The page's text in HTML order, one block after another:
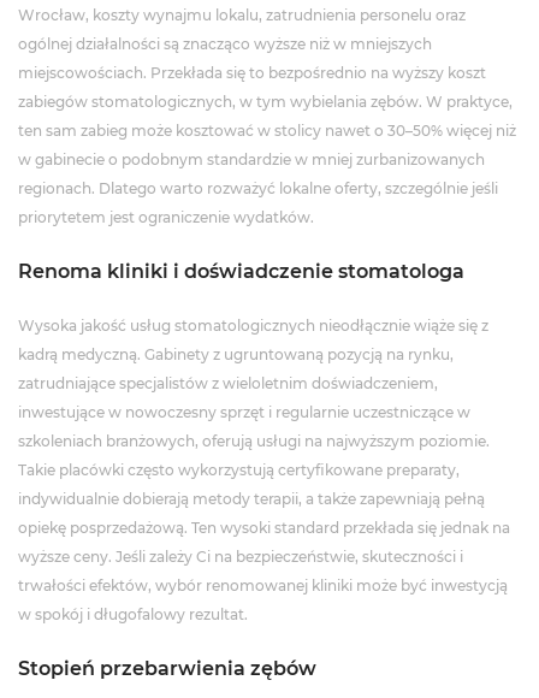
Wrocław, koszty wynajmu lokalu, zatrudnienia personelu oraz
ogólnej działalności są znacząco wyższe niż w mniejszych
miejscowościach. Przekłada się to bezpośrednio na wyższy koszt
zabiegów stomatologicznych, w tym wybielania zębów. W praktyce,
ten sam zabieg może kosztować w stolicy nawet o 30–50% więcej niż
w gabinecie o podobnym standardzie w mniej zurbanizowanych
regionach. Dlatego warto rozważyć lokalne oferty, szczególnie jeśli
priorytetem jest ograniczenie wydatków.
Renoma kliniki i doświadczenie stomatologa
Wysoka jakość usług stomatologicznych nieodłącznie wiąże się z
kadrą medyczną. Gabinety z ugruntowaną pozycją na rynku,
zatrudniające specjalistów z wieloletnim doświadczeniem,
inwestujące w nowoczesny sprzęt i regularnie uczestniczące w
szkoleniach branżowych, oferują usługi na najwyższym poziomie.
Takie placówki często wykorzystują certyfikowane preparaty,
indywidualnie dobierają metody terapii, a także zapewniają pełną
opiekę posprzedażową. Ten wysoki standard przekłada się jednak na
wyższe ceny. Jeśli zależy Ci na bezpieczeństwie, skuteczności i
trwałości efektów, wybór renomowanej kliniki może być inwestycją
w spokój i długofalowy rezultat.
Stopień przebarwienia zębów